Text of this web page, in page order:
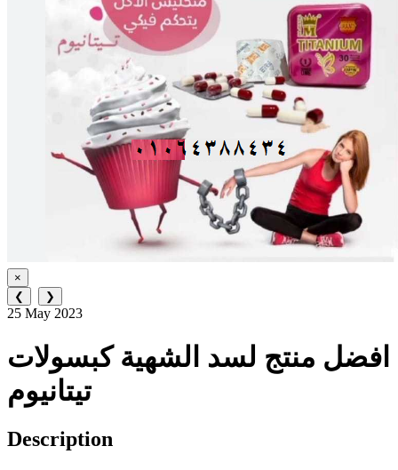
×
❮
❯
25 May 2023
افضل منتج لسد الشهية كبسولات
تيتانيوم
Description